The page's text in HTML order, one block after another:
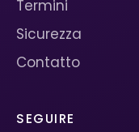
Termini
Sicurezza
Contatto
SEGUIRE